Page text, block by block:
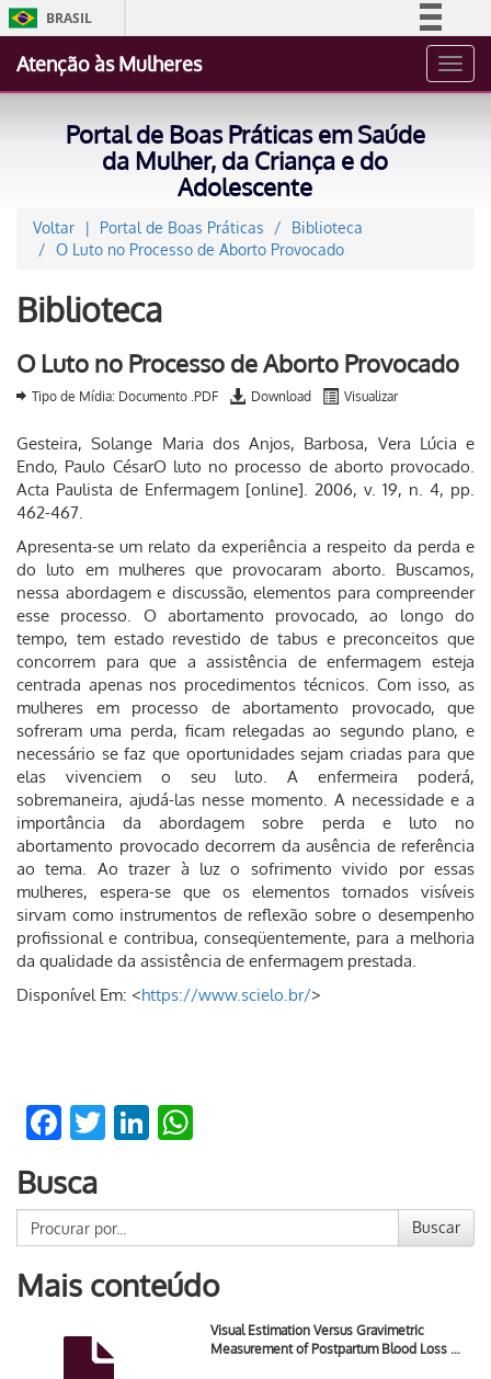
BRASIL
Acesso à informação
Atenção às Mulheres
Portal de Boas Práticas em Saúde
da Mulher, da Criança e do
Adolescente
Voltar Portal de Boas Práticas
Biblioteca
O Luto no Processo de Aborto Provocado
Biblioteca
O Luto no Processo de Aborto Provocado
Tipo de Mídia: Documento .PDF Download Visualizar
Gesteira, Solange Maria dos Anjos, Barbosa, Vera Lúcia e
Endo, Paulo CésarO luto no processo de aborto provocado.
Acta Paulista de Enfermagem [online]. 2006, v. 19, n. 4, pp.
462-467.
Apresenta-se um relato da experiência a respeito da perda e
do luto em mulheres que provocaram aborto. Buscamos,
nessa abordagem e discussão, elementos para compreender
esse processo. O abortamento provocado, ao longo do
tempo, tem estado revestido de tabus e preconceitos que
concorrem para que a assistência de enfermagem esteja
centrada apenas nos procedimentos técnicos. Com isso, as
mulheres em processo de abortamento provocado, que
sofreram uma perda, ficam relegadas ao segundo plano, e
necessário se faz que oportunidades sejam criadas para que
elas vivenciem o seu luto. A enfermeira poderá,
sobremaneira, ajudá-las nesse momento. A necessidade e a
importância da abordagem sobre perda e luto no
abortamento provocado decorrem da ausência de referência
ao tema. Ao trazer à luz o sofrimento vivido por essas
mulheres, espera-se que os elementos tornados visíveis
sirvam como instrumentos de reflexão sobre o desempenho
profissional e contribua, conseqüentemente, para a melhoria
da qualidade da assistência de enfermagem prestada.
Disponível Em: <https://www.scielo.br/>
Facebook
TwitterLinkedIn
Busca
Buscar
Mais conteúdo
Visual Estimation Versus Gravimetric
Measurement of Postpartum Blood Loss …